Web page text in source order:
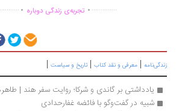
............... تجربه‌ی زندگی دوباره ..............
|معرفی و نقد کتاب|تاریخ و سیاست |
یادداشتی بر گاندی و شرکا؛ روایت سفر هند | طاهره مهری
شبیه در گفت‌وگو با فائضه غفارحدادی